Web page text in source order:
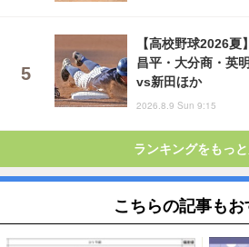
【高校野球2026
昌平・大分商・英
vs新田ほか
2026.8.9 Sun 9:15
ランキングをもっ
こちらの記事もお